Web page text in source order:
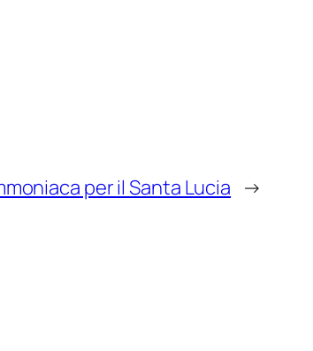
per il Santa Lucia →